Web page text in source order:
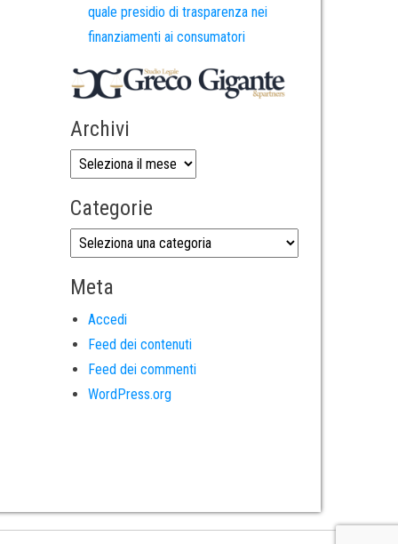
quale presidio di trasparenza nei
finanziamenti ai consumatori
Archivi
Categorie
Meta
Accedi
Feed dei contenuti
Feed dei commenti
WordPress.org